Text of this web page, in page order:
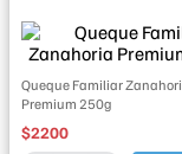
Queque Familiar
Premium 250g
$2200